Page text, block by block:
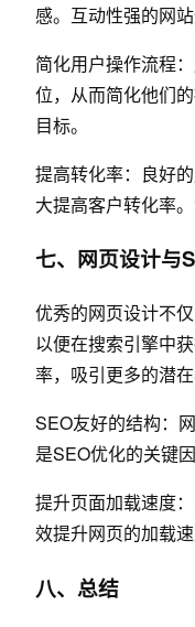
感。互动性强的网
简化用户操作流程
位，从而简化他们
目标。
提高转化率：良好
大提高客户转化率
七、网页设计与
优秀的网页设计不
以便在搜索引擎中
率，吸引更多的潜在
SEO友好的结构：
是SEO优化的关键因
提升页面加载速度
效提升网页的加载
八、总结